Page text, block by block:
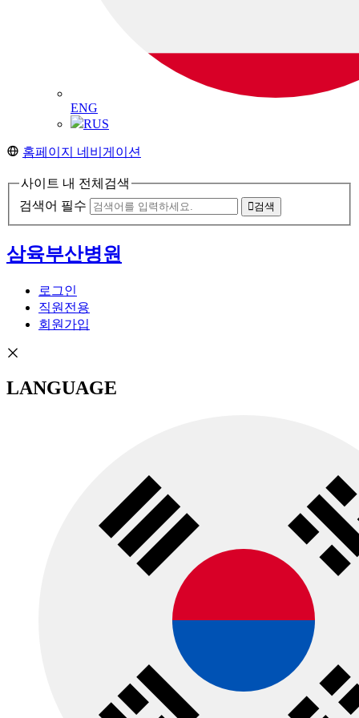
ENG
RUS
홈페이지 네비게이션
사이트 내 전체검색
검색어 필수
검색
삼육부산병원
로그인
직원전용
회원가입
LANGUAGE